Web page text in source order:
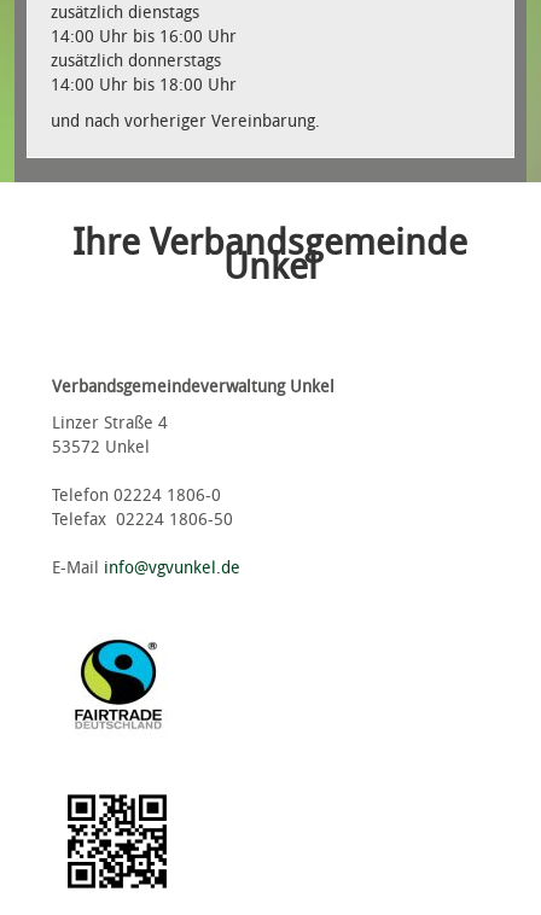
zusätzlich dienstags
14:00 Uhr bis 16:00 Uhr
zusätzlich donnerstags
14:00 Uhr bis 18:00 Uhr
und nach vorheriger Vereinbarung.
Ihre Verbandsgemeinde
Unkel
Verbandsgemeindeverwaltung Unkel
Linzer Straße 4
53572 Unkel
Telefon 02224 1806-0
Telefax 02224 1806-50
E-Mail info@vgvunkel.de